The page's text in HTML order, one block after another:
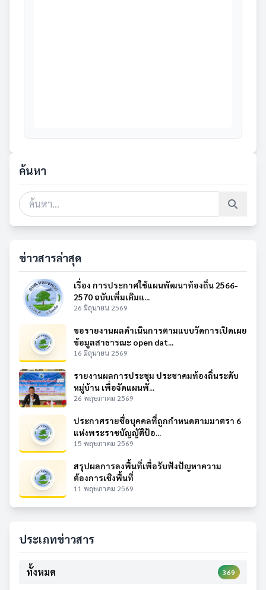
ค้นหา
ข่าวสารล่าสุด
เรื่อง การประกาศใช้แผนพัฒนาท้องถิ่น 2566-
2570 ฉบับเพิ่มเติมแ...
26 มิถุนายน 2569
ขอรายงานผลดำเนินการตามแบบวัดการเปิดเผย
ข้อมูลสาธารณะ open dat...
16 มิถุนายน 2569
รายงานผลการประชุม ประชาคมท้องถิ่นระดับ
หมู่บ้าน เพื่อจัดแผนพั...
26 พฤษภาคม 2569
ประกาศรายชื่อบุคคลที่ถูกกำหนดตามมาตรา 6
แห่งพระราชบัญญัติป้อ...
15 พฤษภาคม 2569
สรุปผลการลงพื้นที่เพื่อรับฟังปัญหาความ
ต้องการเชิงพื้นที่
11 พฤษภาคม 2569
ประเภทข่าวสาร
ทั้งหมด 369